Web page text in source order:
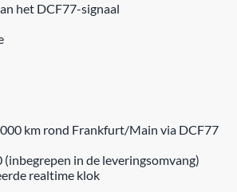
het DCF77-signaal
km rond Frankfurt/Main via DCF77
in de leveringsomvang)
realtime klok